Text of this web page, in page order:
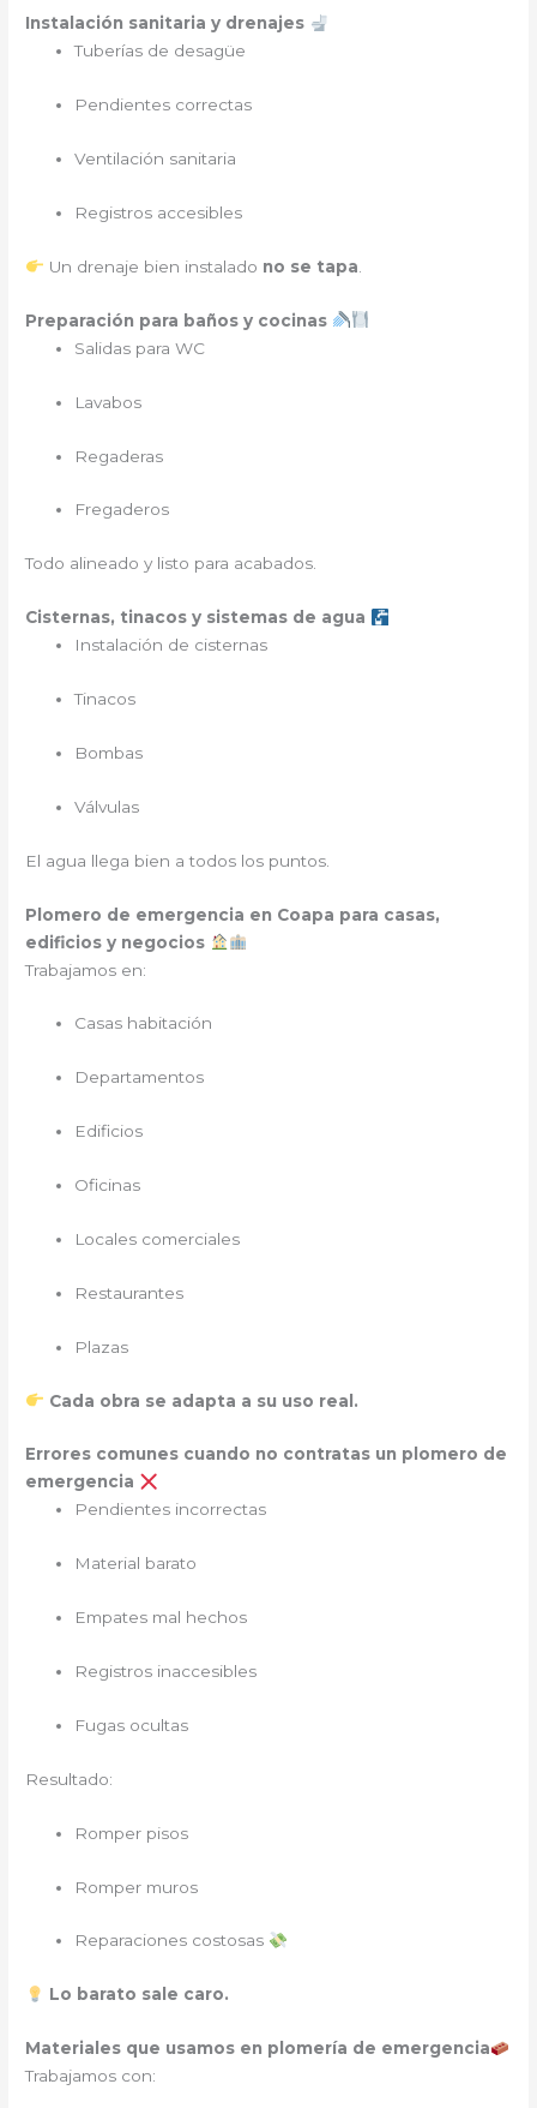
Instalación sanitaria y drenajes
Tuberías de desagüe
Pendientes correctas
Ventilación sanitaria
Registros accesibles
Un drenaje bien instalado no se tapa
Preparación para baños y cocinas
Salidas para WC
Lavabos
Regaderas
Fregaderos
Todo alineado y listo para acabados.
Cisternas, tinacos y sistemas de agua
Instalación de cisternas
Tinacos
Bombas
Válvulas
El agua llega bien a todos los puntos.
Plomero de emergencia en Coapa para casas,
edificios y negocios
Trabajamos en:
Casas habitación
Departamentos
Edificios
Oficinas
Locales comerciales
Restaurantes
Plazas
Cada obra se adapta a su uso real.
Errores comunes cuando no contratas un plomero de
emergencia
Pendientes incorrectas
Material barato
Empates mal hechos
Registros inaccesibles
Fugas ocultas
Resultado:
Romper pisos
Romper muros
Reparaciones costosas
Lo barato sale caro.
Materiales que usamos en plomería de emergencia
Trabajamos con: